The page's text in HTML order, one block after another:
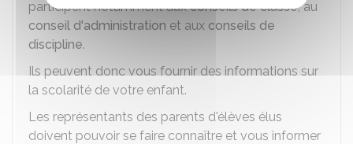
participent notamment auxconseils de classe, au
conseil d'administration et aux conseils de
discipline.
Ils peuvent donc vous fournir des informations sur
la scolarité de votre enfant.
Les représentants des parents d'élèves élus
doivent pouvoir se faire connaître et vous informer